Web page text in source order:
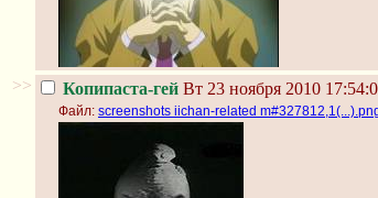
>> Копипаста-гей Вт 23 ноября 2010
Файл: screenshots iichan-related